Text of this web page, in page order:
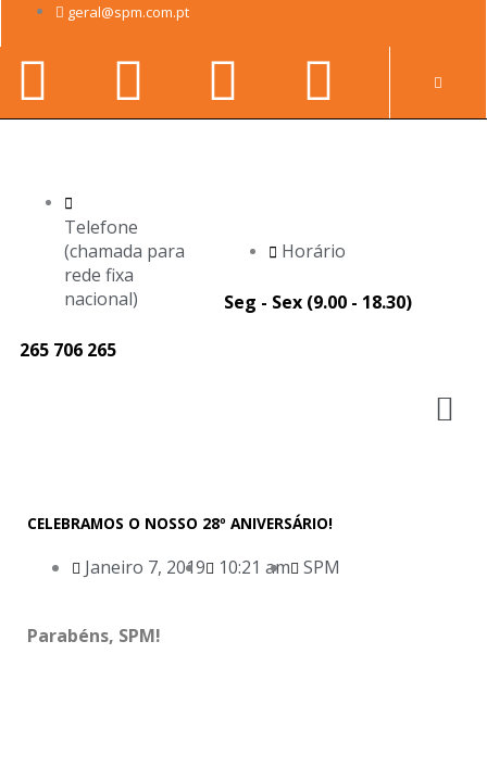
content
geral@spm.com.pt
Facebook-
f
Youtube
Linkedin-
in
Telefone
(chamada para
rede fixa
nacional)
265 706 265
Horário
Seg - Sex (9.00 - 18.30)
CELEBRAMOS O NOSSO 28º ANIVERSÁRIO!
Janeiro 7, 2019 10:21 am SPM
Parabéns, SPM!